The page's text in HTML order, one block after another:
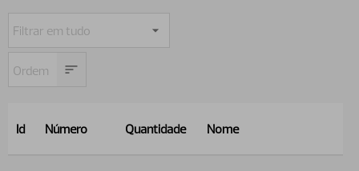
Id Número Quantidade Nome